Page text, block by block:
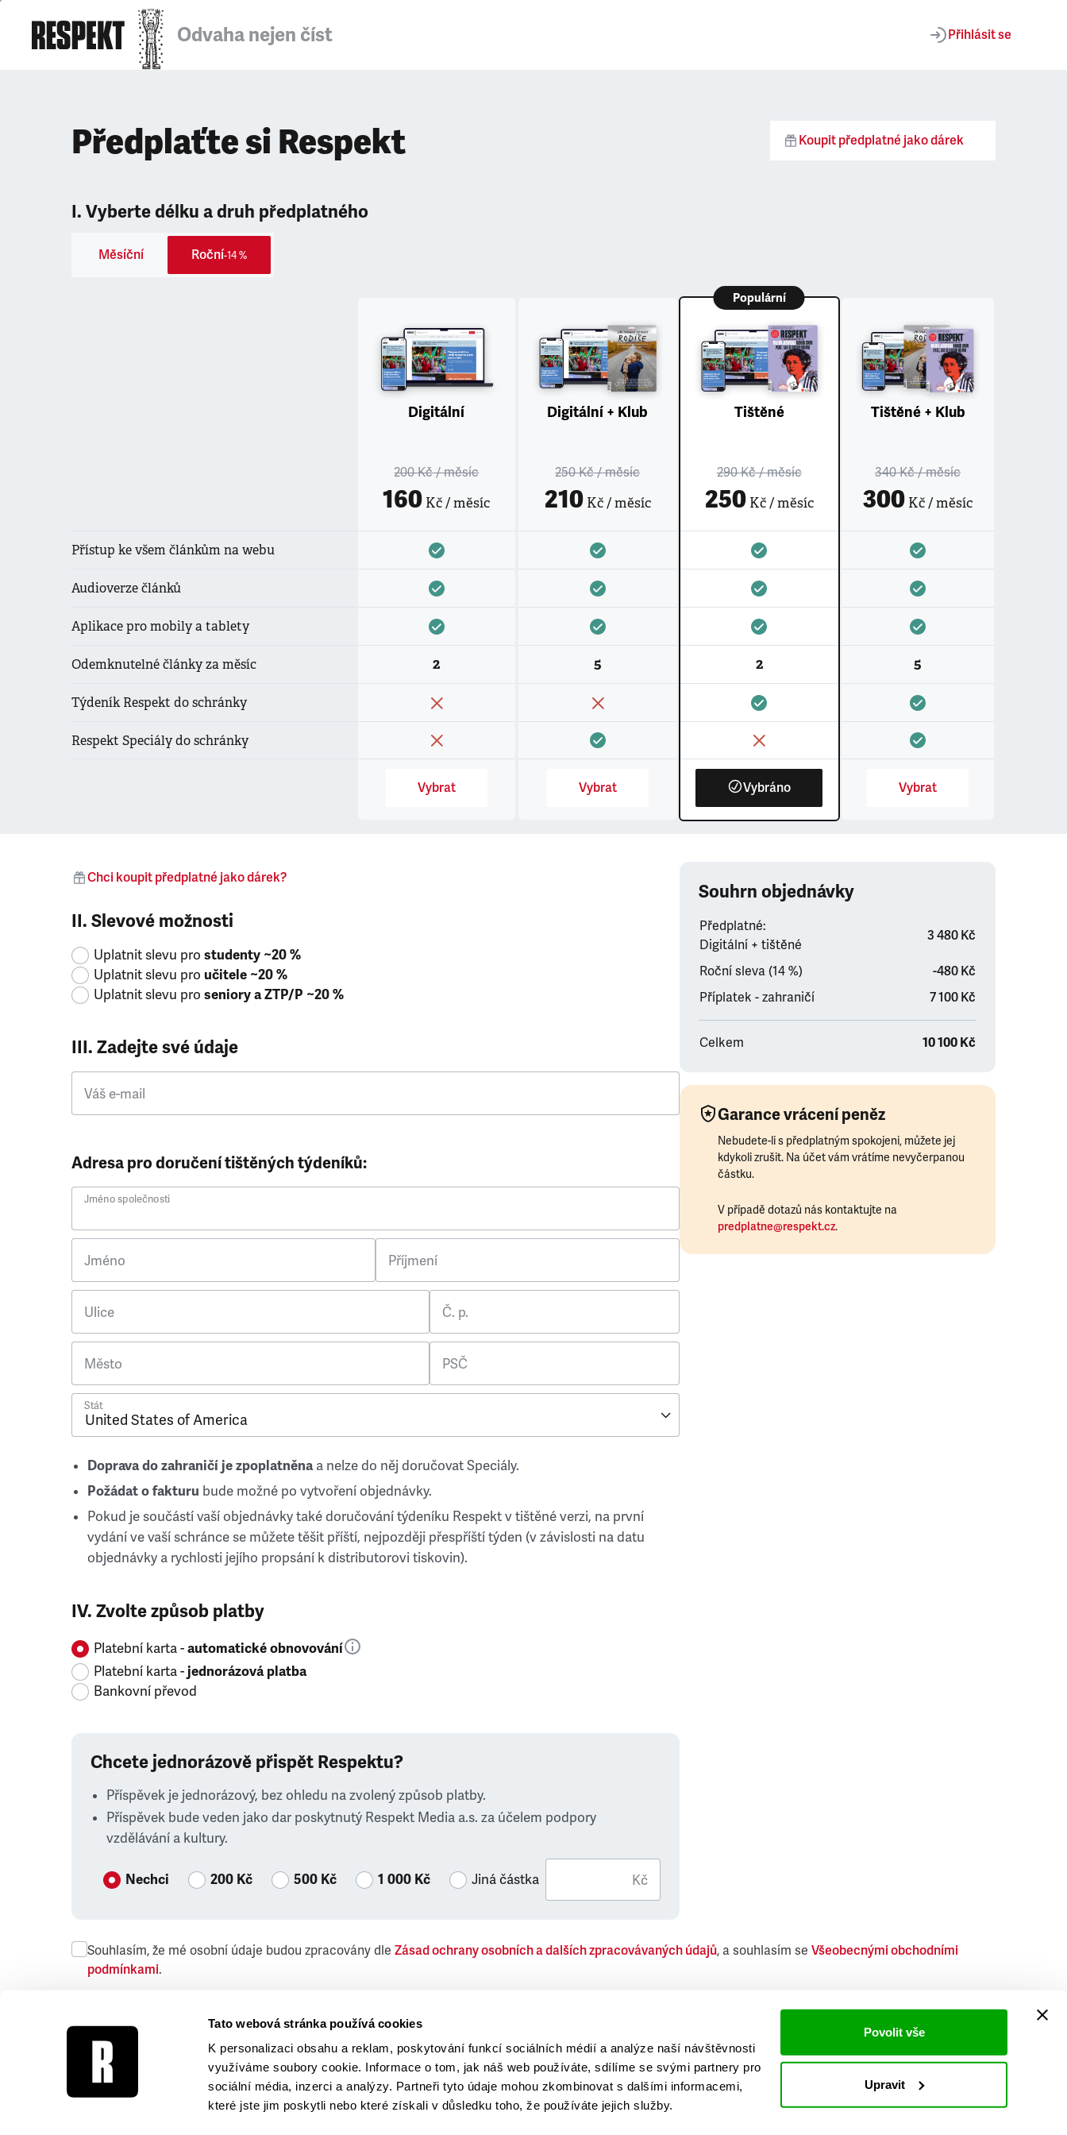
Tato webová stránka používá cookies
K personalizaci obsahu a reklam, poskytování funkcí sociálních médií a analýze naší návštěvnosti
využíváme soubory cookie. Informace o tom, jak náš web používáte, sdílíme se svými partnery pro
sociální média, inzerci a analýzy. Partneři tyto údaje mohou zkombinovat s dalšími informacemi,
které jste jim poskytli nebo které získali v důsledku toho, že používáte jejich služby.
Povolit vše
Upravit
Odvaha nejen číst Přihlásit se
Předplaťte si Respekt Koupit předplatné jako dárek
I. Vyberte délku a druh předplatného
Měsíční Roční-14 %
Přístup ke všem článkům na webu
Audioverze článků
Aplikace pro mobily a tablety
Odemknutelné články za měsíc
Týdeník Respekt do schránky
Respekt Speciály do schránky
Digitální
200 Kč/ měsíc
160 Kč / měsíc
2
Vybrat
Digitální + Klub
250 Kč/ měsíc
210Kč / měsíc
5
Vybrat
Populární
Tištěné
290 Kč/ měsíc
250Kč / měsíc
2
Vybráno
Tištěné + Klub
340 Kč/ měsíc
300 Kč / měsíc
5
Vybrat
Chci koupit předplatné jako dárek?
II. Slevové možnosti
Uplatnit slevu pro studenty ~20 %
Uplatnit slevu pro učitele ~20 %
Uplatnit slevu pro seniory a ZTP/P ~20 %
III. Zadejte své údaje
Váš e-mail
Adresa pro doručení tištěných týdeníků:
Jméno společnosti
Jméno Příjmení
Ulice Č. p.
Město PSČ
Stát
Doprava do zahraničí je zpoplatněnaa nelze do něj doručovat Speciály.
Požádat o fakturu bude možné po vytvoření objednávky.
Pokud je součástí vaší objednávky také doručování týdeníku Respekt v tištěné verzi, na první
vydání ve vaší schránce se můžete těšit příští, nejpozději přespříští týden (v závislosti na datu
objednávky a rychlosti jejího propsání k distributorovi tiskovin).
IV. Zvolte způsob platby
Platební karta -automatické obnovování
Platební karta -jednorázová platba
Bankovní převod
Chcete jednorázově přispět Respektu?
Příspěvek je jednorázový, bez ohledu na zvolený způsob platby.
Příspěvek bude veden jako dar poskytnutý Respekt Media a.s. za účelem podpory
vzdělávání a kultury.
Nechci 200 Kč 500 Kč 1 000 Kč Jiná částka Kč
Souhrn objednávky
Předplatné:
Digitální + tištěné
3 480 Kč
Roční sleva (14 %)
-480 Kč
Příplatek - zahraničí
7 100 Kč
Celkem 10 100 Kč
Garance vrácení peněz
Nebudete-li s předplatným spokojeni, můžete jej
kdykoli zrušit. Na účet vám vrátíme nevyčerpanou
částku.
V případě dotazů nás kontaktujte na
predplatne@respekt.cz.
Souhlasím, že mé osobní údaje budou zpracovány dle Zásad ochrany osobních a dalších zpracovávaných údajů, a souhlasím se Všeobecnými obchodními
podmínkami.